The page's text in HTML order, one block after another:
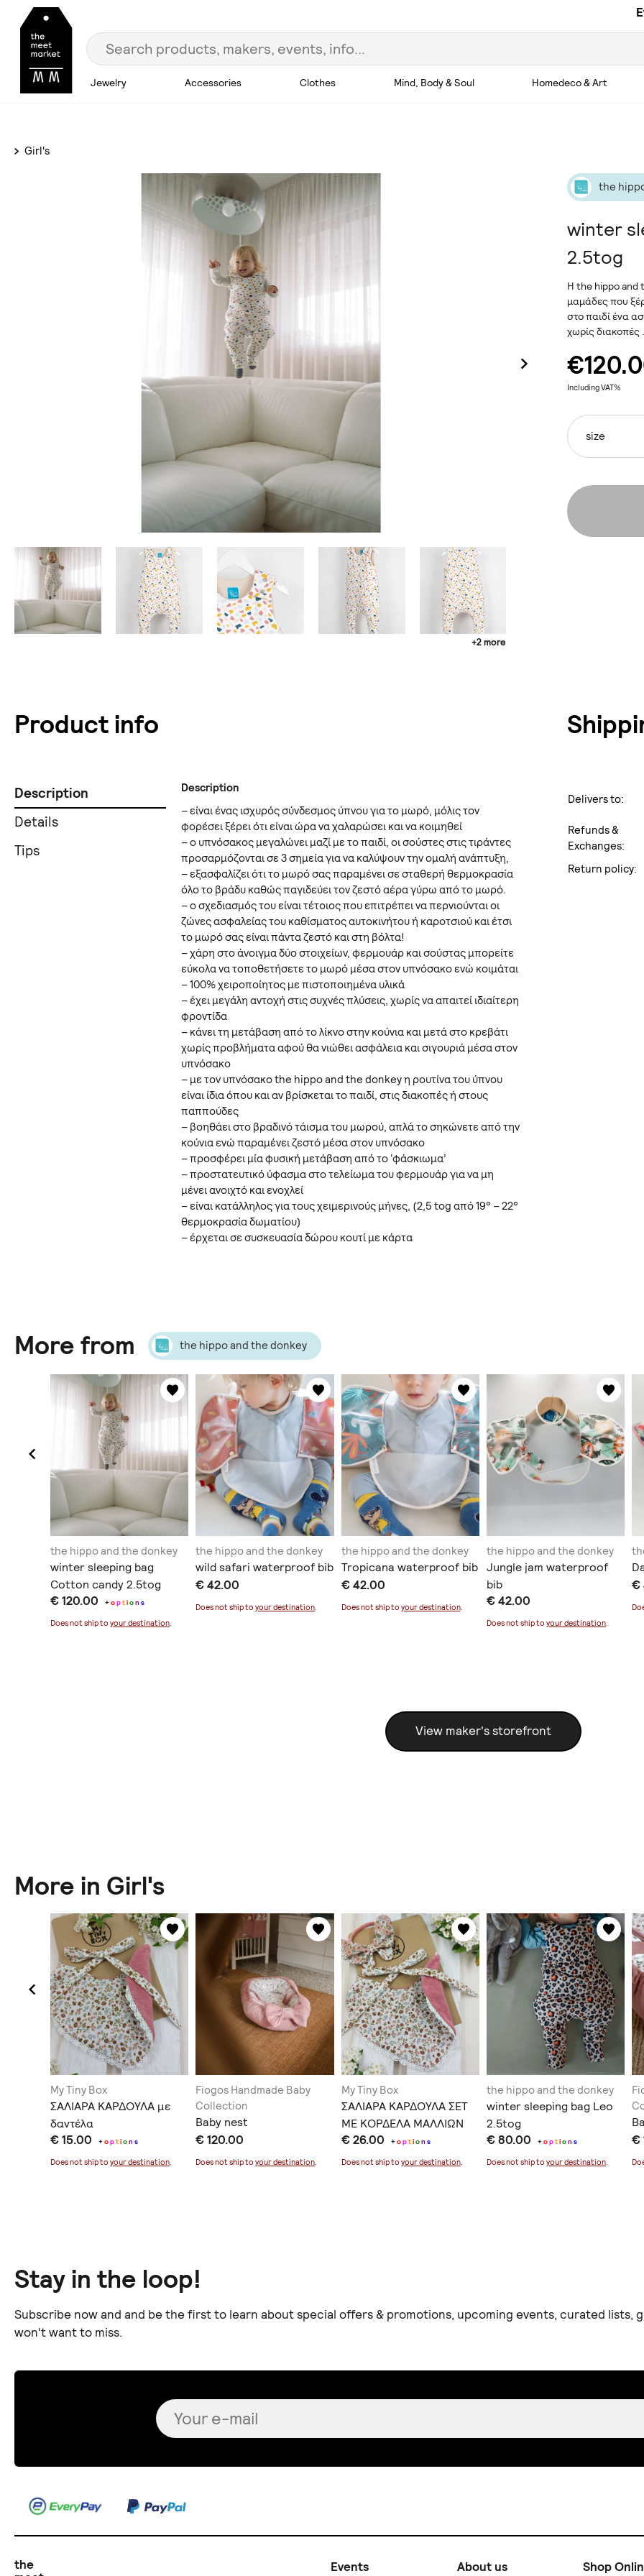
Jewelry Accessories Clothes Mind, Body & Soul Homedeco & Art
Girl's
+2 more
the
winter
2.5tog
Η the hippo and
μαμάδες που
στο παιδί ένα
χωρίς διακοπές
Including VAT%
size
Product info
Description
Details
Tips
Description
– είναι ένας ισχυρός σύνδεσμος ύπνου για το μωρό, μόλις τον
φορέσει ξέρει ότι είναι ώρα να χαλαρώσει και να κοιμηθεί
– ο υπνόσακος μεγαλώνει μαζί με το παιδί, οι σούστες στις τιράντες
προσαρμόζονται σε 3 σημεία για να καλύψουν την ομαλή ανάπτυξη,
– εξασφαλίζει ότι το μωρό σας παραμένει σε σταθερή θερμοκρασία
όλο το βράδυ καθώς παγιδεύει τον ζεστό αέρα γύρω από το μωρό.
– ο σχεδιασμός του είναι τέτοιος που επιτρέπει να περνιούνται οι
ζώνες ασφαλείας του καθίσματος αυτοκινήτου ή καροτσιού και έτσι
το μωρό σας είναι πάντα ζεστό και στη βόλτα!
– χάρη στο άνοιγμα δύο στοιχείων, φερμουάρ και σούστας μπορείτε
εύκολα να τοποθετήσετε το μωρό μέσα στον υπνόσακο ενώ κοιμάται
– 100% χειροποίητος με πιστοποιημένα υλικά
– έχει μεγάλη αντοχή στις συχνές πλύσεις, χωρίς να απαιτεί ιδιαίτερη
φροντίδα
– κάνει τη μετάβαση από το λίκνο στην κούνια και μετά στο κρεβάτι
χωρίς προβλήματα αφού θα νιώθει ασφάλεια και σιγουριά μέσα στον
υπνόσακο
– με τον υπνόσακο the hippo and the donkey η ρουτίνα του ύπνου
είναι ίδια όπου και αν βρίσκεται το παιδί, στις διακοπές ή στους
παππούδες
– βοηθάει στο βραδινό τάισμα του μωρού, απλά το σηκώνετε από την
κούνια ενώ παραμένει ζεστό μέσα στον υπνόσακο
– προσφέρει μία φυσική μετάβαση από το ‘φάσκιωμα’
– προστατευτικό ύφασμα στο τελείωμα του φερμουάρ για να μη
μένει ανοιχτό και ενοχλεί
– είναι κατάλληλος για τους χειμερινούς μήνες, (2,5 tog από 19° – 22°
θερμοκρασία δωματίου)
– έρχεται σε συσκευασία δώρου κουτί με κάρτα
Delivers to:
Refunds &
Exchanges:
Return policy:
More from the hippo and the donkey
the hippo and the donkey
winter sleeping bag
Cotton candy 2.5tog
€ 120.00 +option s
Does not ship to your destination.
the hippo and the donkey
wild safari waterproof bib
€ 42.00
Does not ship toyour destination.
the hippo and the donkey
Tropicana waterproof bib
€ 42.00
Does not ship to your destination.
the hippo and the donkey
Jungle jam waterproof
bib
€ 42.00
Does not ship to your destination.
€
View maker's storefront
More in Girl's
My Tiny Box
ΣΑΛΙΑΡΑ ΚΑΡΔΟΥΛΑ με
δαντέλα
€ 15.00 +option s
Does not ship to your destination.
Fiogos Handmade Baby
Collection
Baby nest
€ 120.00
Does not ship toyour destination.
My Tiny Box
ΣΑΛΙΑΡΑ ΚΑΡΔΟΥΛΑ ΣΕΤ
ΜΕ ΚΟΡΔΕΛΑ ΜΑΛΛΙΩΝ
€ 26.00 +option s
Does not ship to your destination.
the hippo and the donkey
winter sleeping bag Leo
2.5tog
€ 80.00 +option s
Does not ship to your destination.
€
Stay in the loop!
Subscribe now and and be the first to learn about special offers & promotions, upcoming events, curated lists,
won't want to miss.
the
Events About us Shop